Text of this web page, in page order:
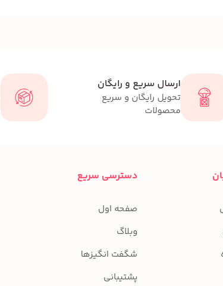
ارسال سریع و رایگان
تحویل رایگان و سریع
محصولات
دسترسی سریع
صفحه اول
وبلاگ
شگفت انگیزها
پشتیبانی